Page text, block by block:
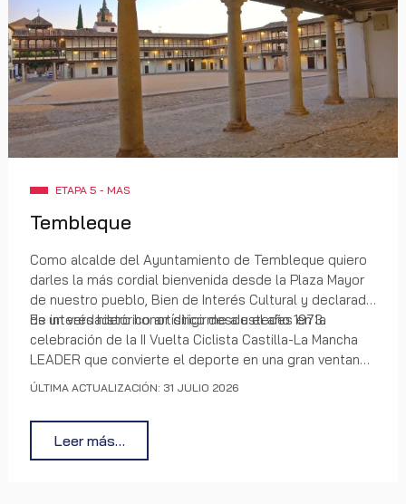
ETAPA 5 - MAS
Tembleque
Como alcalde del Ayuntamiento de Tembleque quiero
darles la más cordial bienvenida desde la Plaza Mayor
de nuestro pueblo, Bien de Interés Cultural y declarada
de interés histórico artístico desde el año 1973.
Es un verdadero honor dirigirme a ustedes en la
celebración de la II Vuelta Ciclista Castilla-La Mancha
LEADER que convierte el deporte en una gran ventana
para mostrar el medio rural a través de 1000
cinco masculinas. Una gran cita deportiva que
trasciende la competición para convertirse en un punto
de encuentro entre pueblos, personas y emociones
ÚLTIMA ACTUALIZACIÓN: 31 JULIO 2026
Leer más…